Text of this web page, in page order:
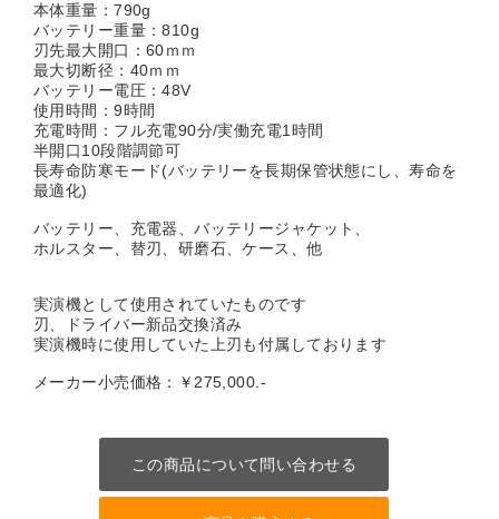
本体重量：790g
バッテリー重量：810g
刃先最大開口：60ｍｍ
最大切断径：40ｍｍ
バッテリー電圧：48V
使用時間：9時間
充電時間：フル充電90分/実働充電1時間
半開口10段階調節可
長寿命防寒モード(バッテリーを長期保管状態にし、寿命を
最適化)
バッテリー、充電器、バッテリージャケット、
ホルスター、替刃、研磨石、ケース、他
実演機として使用されていたものです
刃、ドライバー新品交換済み
実演機時に使用していた上刃も付属しております
メーカー小売価格：￥275,000.-
この商品について問い合わせる